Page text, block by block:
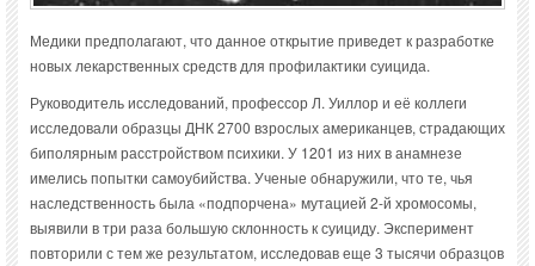
Медики предполагают, что данное открытие приведет к разработке
новых лекарственных средств для профилактики суицида.
Руководитель исследований, профессор Л. Уиллор и её коллеги
исследовали образцы ДНК 2700 взрослых американцев, страдающих
биполярным расстройством психики. У 1201 из них в анамнезе
имелись попытки самоубийства. Ученые обнаружили, что те, чья
наследственность была «подпорчена» мутацией 2-й хромосомы,
выявили в три раза большую склонность к суициду. Эксперимент
повторили с тем же результатом, исследовав еще 3 тысячи образцов